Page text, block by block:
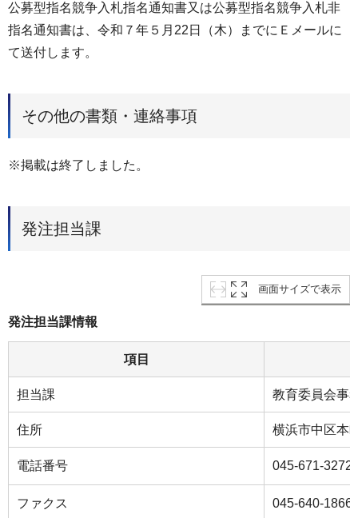
公募型指名競争入札指名通知書又は公募型指名競争入札非
指名通知書は、令和７年５月22日（木）までにＥメールに
て送付します。
その他の書類・連絡事項
※掲載は終了しました。
発注担当課
画面サイズで表示
発注担当課情報
項目
担当課 教育委員会事
住所 横浜市中区本
電話番号 045-671-3272
ファクス 045-640-1866